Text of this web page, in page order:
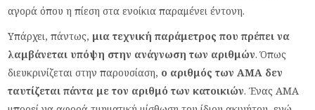
αγορά όπου η πίεση στα ενοίκια παραμένει έντονη.
Υπάρχει, πάντως, μια τεχνική παράμετρος που πρέπει να
λαμβάνεται υπόψη στην ανάγνωση των αριθμών. Όπως
διευκρινίζεται στην παρουσίαση, ο αριθμός των ΑΜΑ δεν
ταυτίζεται πάντα με τον αριθμό των κατοικιών. Ένας ΑΜΑ